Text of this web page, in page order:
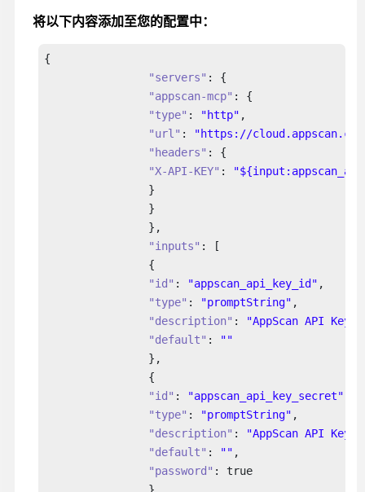
将以下内容添加至您的配置中：
{
"servers" : {
"appscan-mcp" : {
"type" : "http" ,
"url" :
"https://
"headers" : {
"X-API-KEY" :
                }
                }
                },
"inputs" : [
                {
"id" : "appscan_api_key_id" ,
"type" : "promptString" ,
"description" :
"AppScan API Key
"default" :
""
                },
                {
"id" : "appscan_api_key_secret"
"type" : "promptString" ,
"description" :
"AppScan API Key
"default" : "" ,
"password" : true